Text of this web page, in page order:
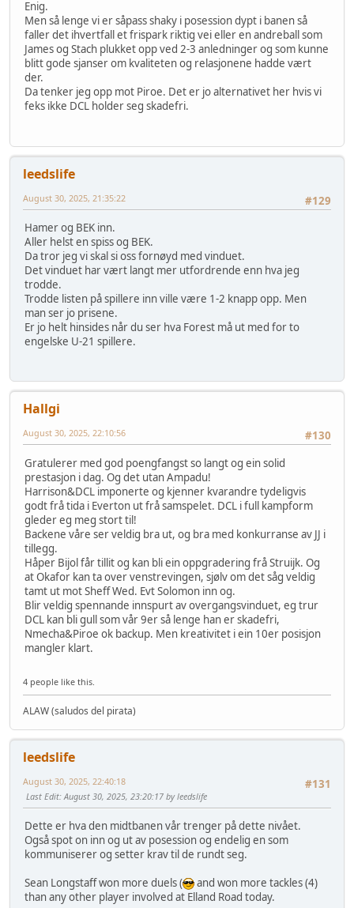
Enig.
Men så lenge vi er såpass shaky i posession dypt i banen så
faller det ihvertfall et frispark riktig vei eller en andreball som
James og Stach plukket opp ved 2-3 anledninger og som kunne
blitt gode sjanser om kvaliteten og relasjonene hadde vært
der.
Da tenker jeg opp mot Piroe. Det er jo alternativet her hvis vi
feks ikke DCL holder seg skadefri.
leedslife
#129
August 30, 2025, 21:35:22
Hamer og BEK inn.
Aller helst en spiss og BEK.
Da tror jeg vi skal si oss fornøyd med vinduet.
Det vinduet har vært langt mer utfordrende enn hva jeg
trodde.
Trodde listen på spillere inn ville være 1-2 knapp opp. Men
man ser jo prisene.
Er jo helt hinsides når du ser hva Forest må ut med for to
engelske U-21 spillere.
Hallgi
#130
August 30, 2025, 22:10:56
Gratulerer med god poengfangst so langt og ein solid
prestasjon i dag. Og det utan Ampadu!
Harrison&DCL imponerte og kjenner kvarandre tydeligvis
godt frå tida i Everton ut frå samspelet. DCL i full kampform
gleder eg meg stort til!
Backene våre ser veldig bra ut, og bra med konkurranse av JJ i
tillegg.
Håper Bijol får tillit og kan bli ein oppgradering frå Struijk. Og
at Okafor kan ta over venstrevingen, sjølv om det såg veldig
tamt ut mot Sheff Wed. Evt Solomon inn og.
Blir veldig spennande innspurt av overgangsvinduet, eg trur
DCL kan bli gull som vår 9er så lenge han er skadefri,
Nmecha&Piroe ok backup. Men kreativitet i ein 10er posisjon
mangler klart.
4 people like this.
ALAW (saludos del pirata)
leedslife
#131
August 30, 2025, 22:40:18
Last Edit: August 30, 2025, 23:20:17 by leedslife
Dette er hva den midtbanen vår trenger på dette nivået.
Også spot on inn og ut av posession og endelig en som
kommuniserer og setter krav til de rundt seg.
Sean Longstaff won more duels (
and won more tackles (4)
than any other player involved at Elland Road today.